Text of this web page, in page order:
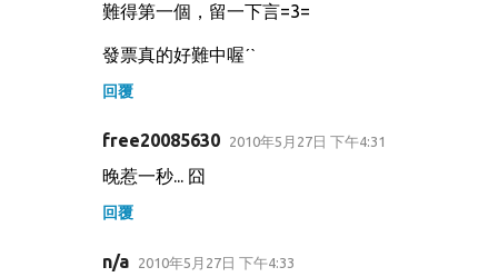
難得第一個，留一下言=3=
發票真的好難中喔ˊˋ
回覆
free20085630 2010年5月27日 下午4:31
晚惹一秒... 囧
回覆
n/a 2010年5月27日 下午4:33